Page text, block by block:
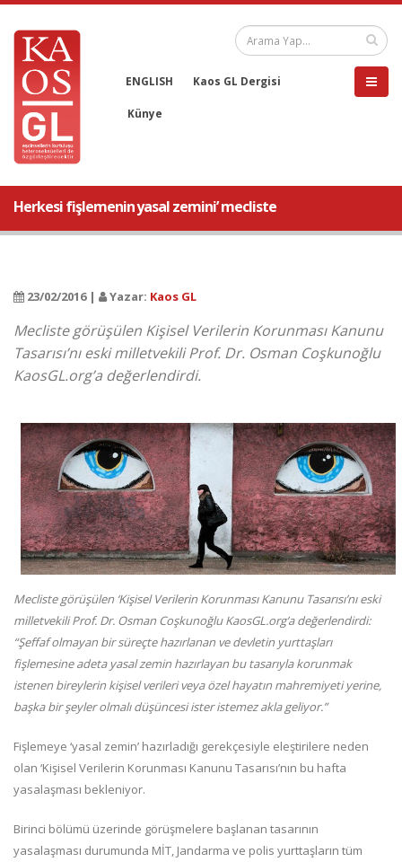
ENGLISH Kaos GL Dergisi
Künye
Herkesi fişlemenin yasal zemini’ mecliste
23/02/2016 | Yazar: Kaos GL
Mecliste görüşülen Kişisel Verilerin Korunması Kanunu
Tasarısı’nı eski milletvekili Prof. Dr. Osman Coşkunoğlu
KaosGL.org’a değerlendirdi.
Mecliste görüşülen ‘Kişisel Verilerin Korunması Kanunu Tasarısı’nı eski
milletvekili Prof. Dr. Osman Coşkunoğlu KaosGL.org’a değerlendirdi:
“Şeffaf olmayan bir süreçte hazırlanan ve devletin yurttaşları
fişlemesine adeta yasal zemin hazırlayan bu tasarıyla korunmak
istenen bireylerin kişisel verileri veya özel hayatın mahremiyeti yerine,
başka bir şeyler olmalı düşüncesi ister istemez akla geliyor.”
Fişlemeye ‘yasal zemin’ hazırladığı gerekçesiyle eleştirilere neden
olan ‘Kişisel Verilerin Korunması Kanunu Tasarısı’nın bu hafta
yasalaşması bekleniyor.
Birinci bölümü üzerinde görüşmelere başlanan tasarının
yasalaşması durumunda MİT, Jandarma ve polis yurttaşların tüm